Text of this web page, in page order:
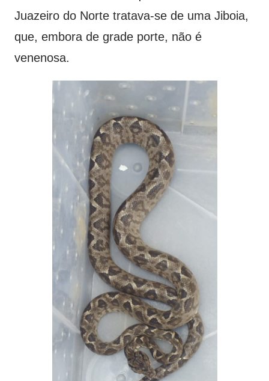
Juazeiro do Norte tratava-se de uma Jiboia,
que, embora de grade porte, não é
venenosa.